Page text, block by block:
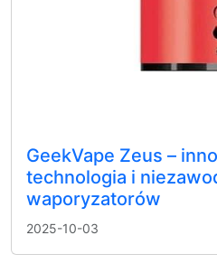
GeekVape Zeus –
technologia i
waporyzatorów
2025-10-03